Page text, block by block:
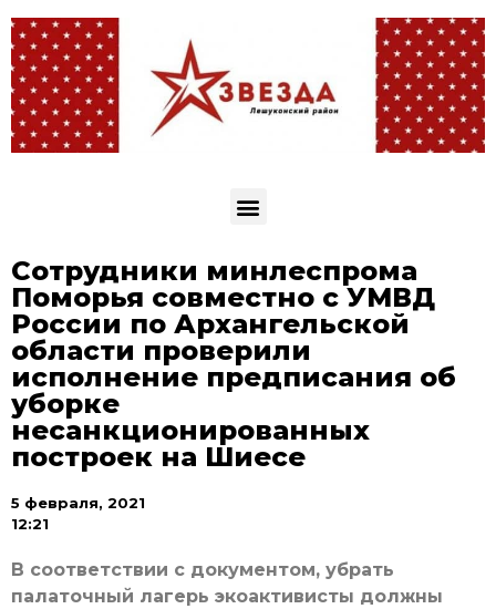
Сотрудники минлеспрома
Поморья совместно с УМВД
России по Архангельской
области проверили
исполнение предписания об
уборке
несанкционированных
построек на Шиесе
5 февраля, 2021
12:21
В соответствии с документом, убрать
палаточный лагерь экоактивисты должны